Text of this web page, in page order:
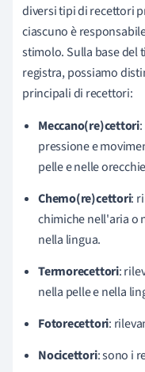
diversi tipi di recettori
ciascuno è
stimolo. Sulla base del
registra, possiamo
principali di recettori:
Meccano(re)cettori
pressione e
pelle e nelle
Chemo(re)cettori:
chimiche nell'aria o
nella lingua.
Termorecettori:
nella pelle e nella
Fotorecettori:
Nocicettori: sono i